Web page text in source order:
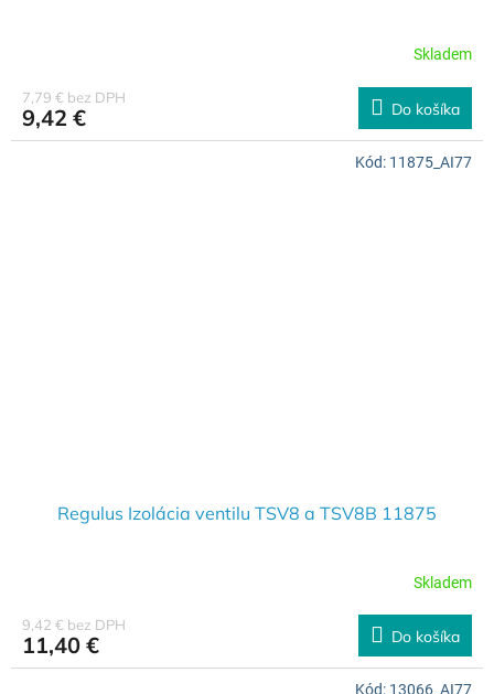
Skladem
7,79 € bez DPH
9,42 € Do košíka
Regulus Izolácia ventilu TSV8 a TSV8B 11875
Skladem
9,42 € bez DPH
11,40 € Do košíka
Kód: 11875_AI77
Kód: 13066_AI77